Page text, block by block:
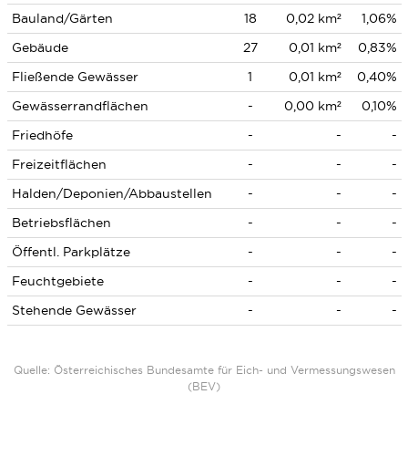
Bauland/Gärten 18 0,02 km²
1,06%
Gebäude
27 0,01 km²
0,83%
Fließende Gewässer
1 0,01 km²
0,40%
Gewässerrandflächen
- 0,00 km²
0,10%
Friedhöfe
- -
-
Freizeitflächen
- -
-
Halden/Deponien/Abbaustellen
- -
-
Betriebsflächen
- -
-
Öffentl. Parkplätze
- -
-
Feuchtgebiete
- -
-
Stehende Gewässer
- - -
Quelle: Österreichisches Bundesamte für Eich- und Vermessungswesen
(BEV)